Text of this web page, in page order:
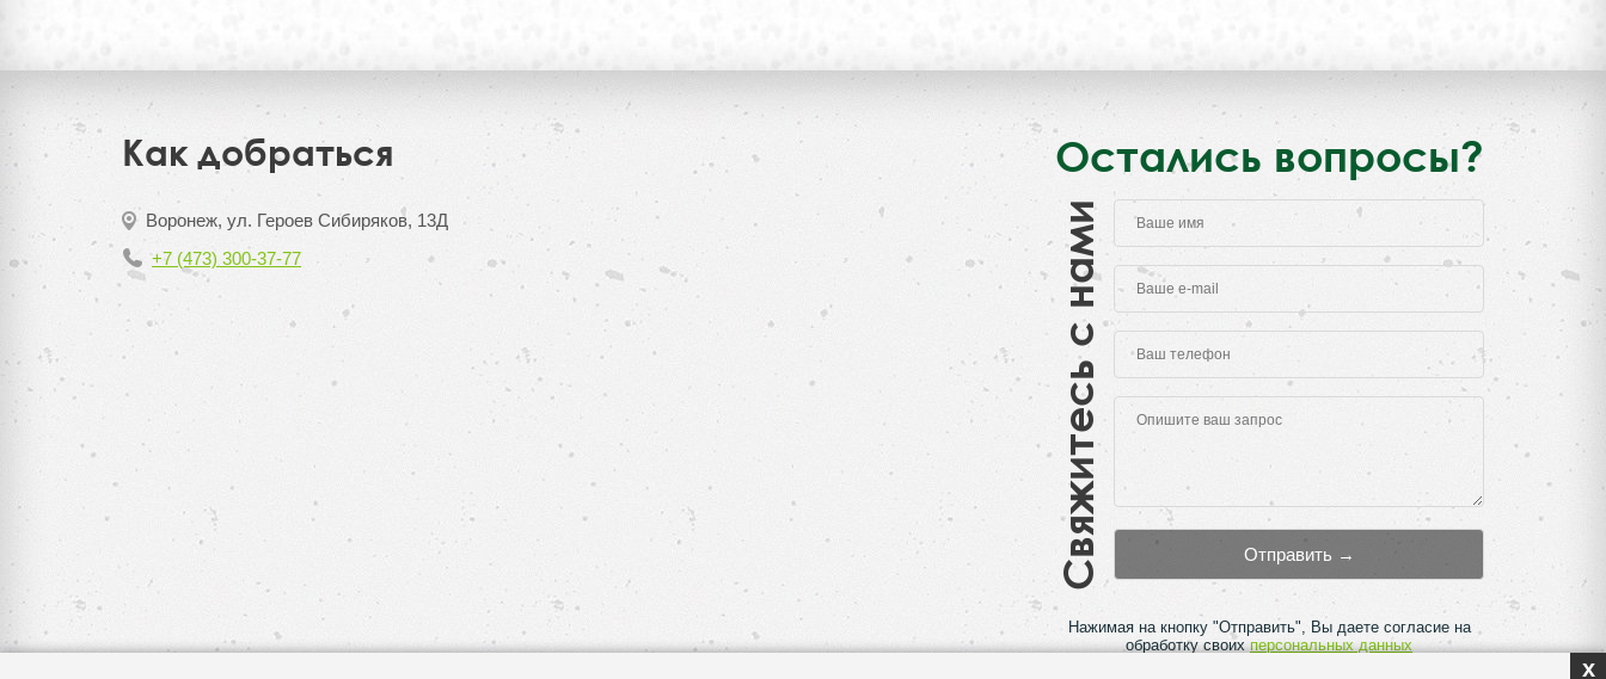
Как добраться
Воронеж, ул. Героев Сибиряков, 13Д
+7 (473) 300-37-77
Остались вопросы?
Свяжитесь с нами
Нажимая на кнопку "Отправить", Вы даете согласие на
обработку своихперсональных данных
x